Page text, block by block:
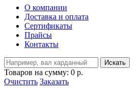
О компании
Доставка и оплата
Сертификаты
Прайсы
Контакты
Искать
Товаров на сумму: 0 р.
Очистить Заказать